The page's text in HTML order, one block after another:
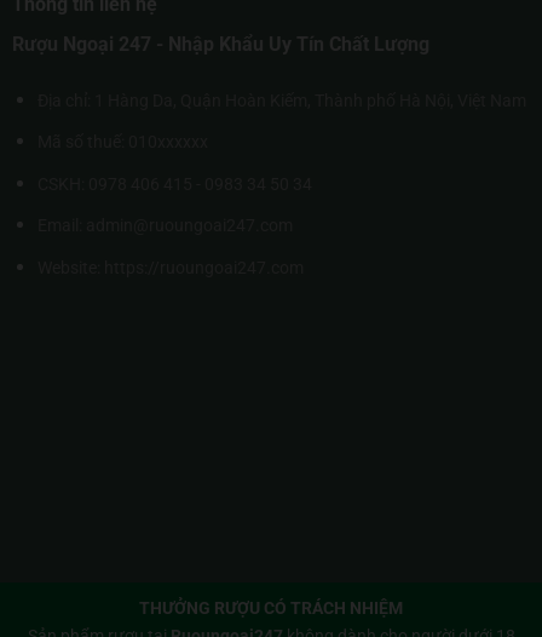
Rượu Ngoại 247 - Nhập Khẩu Uy Tín Chất Lượng
THƯỞNG RƯỢU CÓ TRÁCH NHIỆM